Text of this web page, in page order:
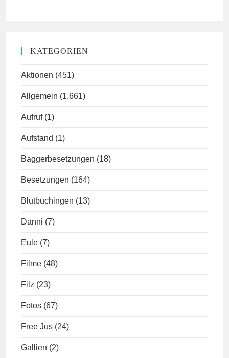
KATEGORIEN
Aktionen (451)
Allgemein (1.661)
Aufruf (1)
Aufstand (1)
Baggerbesetzungen (18)
Besetzungen (164)
Blutbuchingen (13)
Danni (7)
Eule (7)
Filme (48)
Filz (23)
Fotos (67)
Free Jus (24)
Gallien (2)